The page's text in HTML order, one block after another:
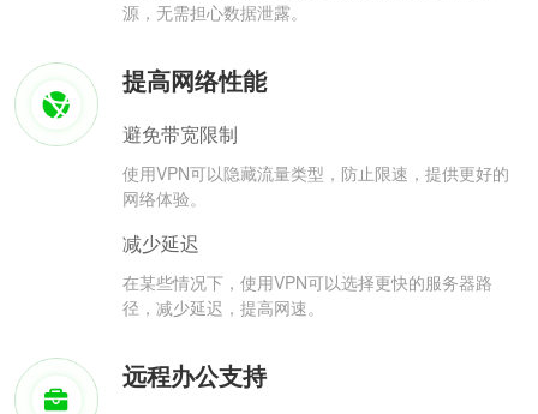
源，无需担心数据泄露。
提高网络性能
避免带宽限制
使用VPN可以隐藏流量类型，防止限速，提供更好的
网络体验。
减少延迟
在某些情况下，使用VPN可以选择更快的服务器路
径，减少延迟，提高网速。
远程办公支持